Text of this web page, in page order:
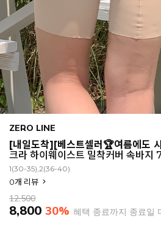
ZERO LINE
[내일도착][베스트셀러🏆여름에도
크라 하이웨이스트 밀착커버 속바지
1(30-35),2(36-40)
0개 리뷰
12,500
8,800 30% 혜택 종료까지 종료일